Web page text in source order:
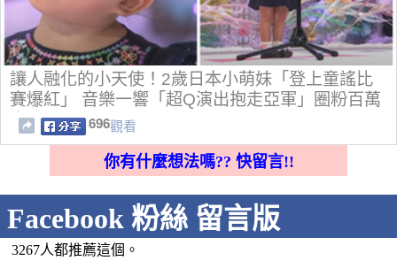
讓人融化的小天使！2歲日本小萌妹「登上童謠比
賽爆紅」 音樂一響「超Q演出抱走亞軍」圈粉百萬
人
696觀看
你有什麼想法嗎?? 快留言!!
Facebook 粉絲 留言版
3267人都推薦這個。